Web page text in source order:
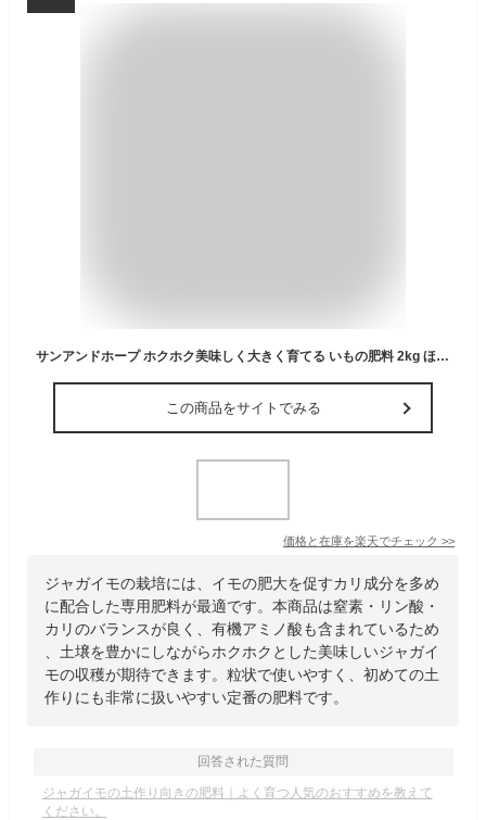
サンアンドホープ ホクホク美味しく大きく育てる いもの肥料 2kg ほくほく美味しく育てる 約
この商品をサイトでみる
価格と在庫を楽天でチェック >>
ジャガイモの栽培には、イモの肥大を促すカリ成分を多め
に配合した専用肥料が最適です。本商品は窒素・リン酸・
カリのバランスが良く、有機アミノ酸も含まれているため
、土壌を豊かにしながらホクホクとした美味しいジャガイ
モの収穫が期待できます。粒状で使いやすく、初めての土
作りにも非常に扱いやすい定番の肥料です。
回答された質問
ジャガイモの土作り向きの肥料｜よく育つ人気のおすすめを教えて
ください。